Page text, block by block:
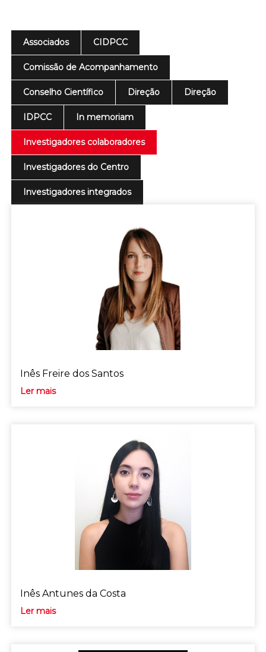
Associados CIDPCC
Comissão de Acompanhamento
Conselho Científico Direção Direção
IDPCC In memoriam
Investigadores colaboradores
Investigadores do Centro
Investigadores integrados
Inês Freire dos Santos
Ler mais
Inês Antunes da Costa
Ler mais